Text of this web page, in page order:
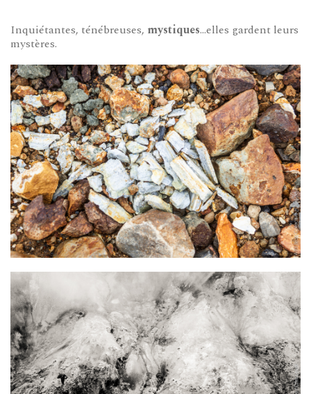
Inquiétantes, ténébreuses, mystiques…elles gardent leurs
mystères.